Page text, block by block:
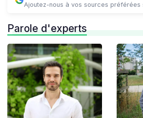
Ajoutez-nous à vos sources préférées
Parole d'experts